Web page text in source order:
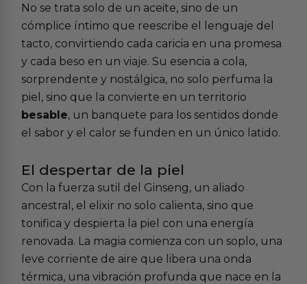
No se trata solo de un aceite, sino de un
cómplice íntimo que reescribe el lenguaje del
tacto, convirtiendo cada caricia en una promesa
y cada beso en un viaje. Su esencia a cola,
sorprendente y nostálgica, no solo perfuma la
piel, sino que la convierte en un territorio
besable, un banquete para los sentidos donde
el sabor y el calor se funden en un único latido.
El despertar de la piel
Con la fuerza sutil del Ginseng, un aliado
ancestral, el elixir no solo calienta, sino que
tonifica y despierta la piel con una energía
renovada. La magia comienza con un soplo, una
leve corriente de aire que libera una onda
térmica, una vibración profunda que nace en la